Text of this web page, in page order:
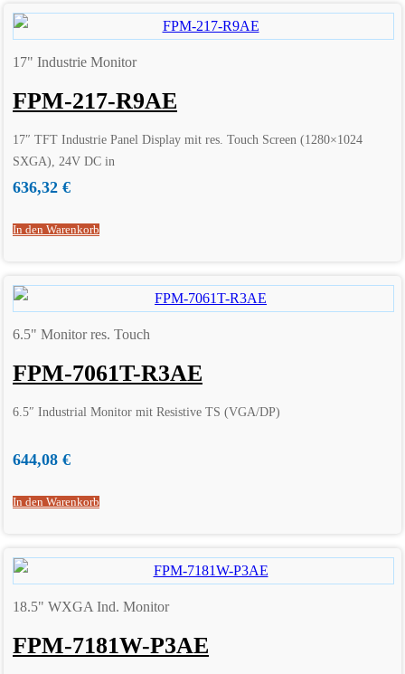
17" Industrie Monitor
FPM-217-R9AE
17″ TFT Industrie Panel Display mit res. Touch Screen (1280×1024
SXGA), 24V DC in
636,32 €
In den Warenkorb
6.5" Monitor res. Touch
FPM-7061T-R3AE
6.5″ Industrial Monitor mit Resistive TS (VGA/DP)
644,08 €
In den Warenkorb
18.5" WXGA Ind. Monitor
FPM-7181W-P3AE